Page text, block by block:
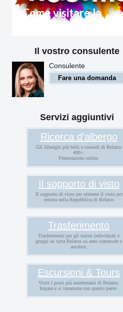
Come visitare la
Bielorussia 2025
Regole di ingresso in
Bielorussia per i cittadini
stranieri
Il vostro consulente
Consulente
Fare una domanda
Servizi aggiuntivi
Ricerca d'albergo
Gli Alberghi più belli e comodi di Belarus
400+.
Prenotazione online.
Il sopporto di visto
Il sopporto di visto per ottenere il visto per
entrata nella Repubblica di Belarus
Trasferimento
Trasferimenti per gli turisti individuali e
gruppi su tutta Belarus su auto commode e
autobus.
Escursioni & Tours
Visiti i posti più interessanti di Belarus.
Impara e si innamora con questo paese.